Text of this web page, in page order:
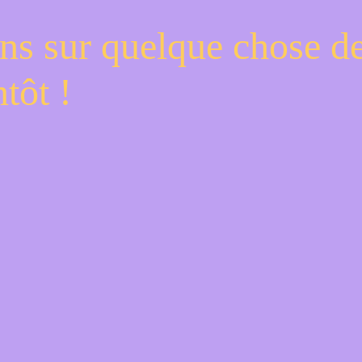
sur quelque chose
!